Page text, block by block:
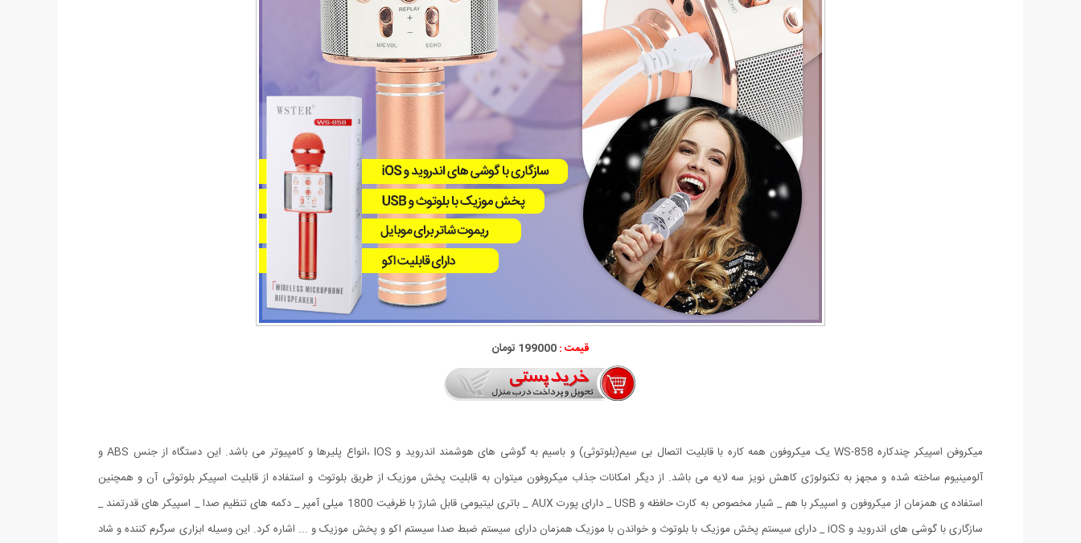
قیمت :199000 تومان
میکروفن اسپیکر چندکاره WS-858 یک میکروفون همه کاره با قابلیت اتصال بی سیم(بلوتوثی) و باسیم به گوشی های هوشمند اندروید و IOS ،انواع پلیرها و کامپیوتر می باشد. این دستگاه از جنس ABS و
آلومینیوم ساخته شده و مجهز به تکنولوژی کاهش نویز سه لایه می باشد. از دیگر امکانات جذاب میکروفون میتوان به قابلیت پخش موزیک از طریق بلوتوث و استفاده از قابلیت اسپیکر بلوتوثی آن و همچنین
استفاده ی همزمان از میکروفون و اسپیکر با هم _ شیار مخصوص به کارت حافظه و USB _ دارای پورت AUX _ باتری لیتیومی قابل شارژ با ظرفیت 1800 میلی آمپر _ دکمه های تنظیم صدا _ اسپیکر های قدرتمند _
سازگاری با گوشی های اندروید و iOS _ دارای سیستم پخش موزیک با بلوتوث و خواندن با موزیک همزمان دارای سیستم ضبط صدا سیستم اکو و پخش موزیک و ... اشاره کرد. این وسیله ابزاری سرگرم کننده و شاد